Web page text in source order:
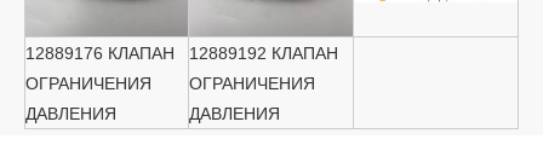
12889176 КЛАПАН
ОГРАНИЧЕНИЯ
ДАВЛЕНИЯ
12889192 КЛАПАН
ОГРАНИЧЕНИЯ
ДАВЛЕНИЯ